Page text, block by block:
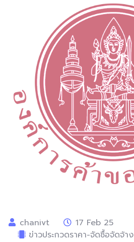
chanivt
17 Feb 25
ข่าวประกวดราคา-จัดซื้อจัดจ้าง